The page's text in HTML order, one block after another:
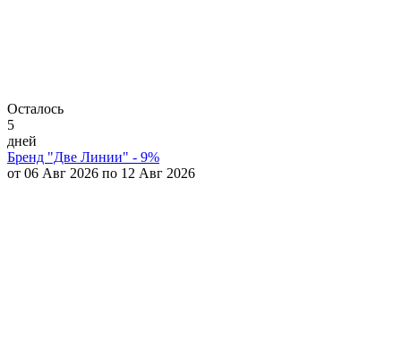
Осталось
5
дней
Бренд "Две Линии" - 9%
от 06 Авг 2026 по 12 Авг 2026